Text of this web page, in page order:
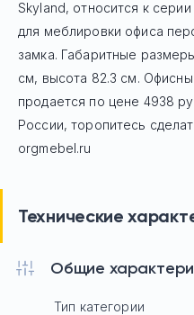
Skyland, относится к
для меблировки офиса
замка. Габаритные
см, высота 82.3 см.
продается по цене 4938
России, торопитесь
orgmebel.ru
Технические
Общие
Тип категории